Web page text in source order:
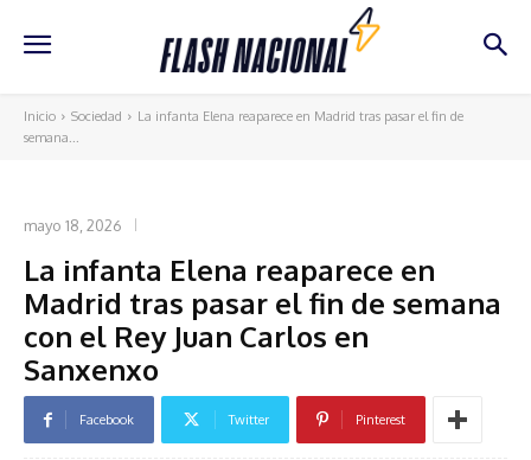
Inicio Sociedad
La infanta Elena reaparece en Madrid tras pasar el fin de
semana...
mayo 18, 2026
La infanta Elena reaparece en
Madrid tras pasar el fin de semana
con el Rey Juan Carlos en
Sanxenxo
Facebook Twitter Pinterest